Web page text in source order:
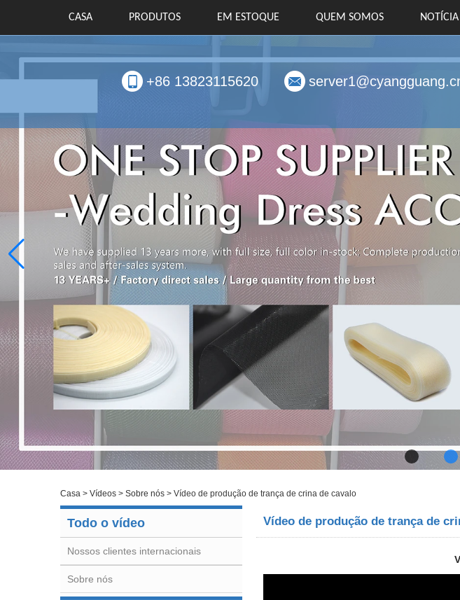
CASA PRODUTOS EM ESTOQUE QUEM SOMOS NOTÍCIA
+86 13823115620
Casa > Vídeos > Sobre nós > Vídeo de produção de trança de crina de cavalo
Todo o vídeo
Nossos clientes internacionais
Sobre nós
Vídeo de produção de trança de